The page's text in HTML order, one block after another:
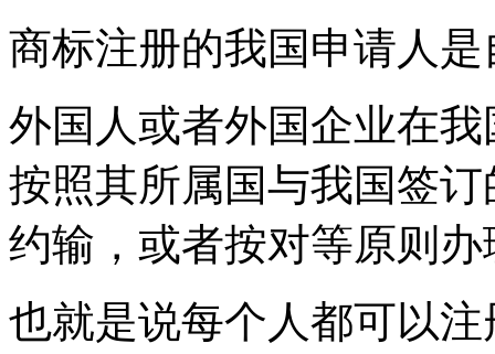
商标注册的我国申请人
外国人或者外国企业在
按照其所属国与我国签
约输，或者按对等原则办
也就是说每个人都可以